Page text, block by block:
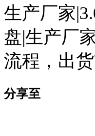
生产厂家
盘|生产厂
流程，出
分享至